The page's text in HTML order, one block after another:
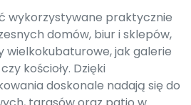
wykorzystywane praktycznie
domów, biur i sklepów,
jak galerie
kościoły. Dzięki
doskonale nadają się do